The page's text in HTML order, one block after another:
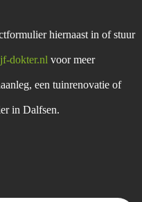
hiernaast in of stuur
dokter.nl voor meer
een tuinrenovatie of
in Dalfsen.